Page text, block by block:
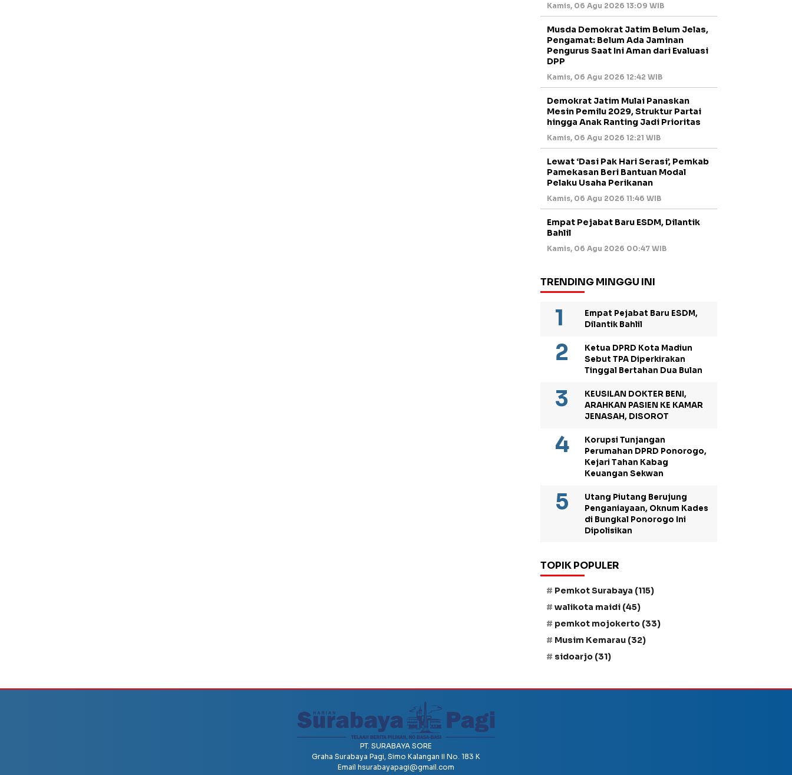
Kamis, 06 Agu 2026 13:09 WIB
Musda Demokrat Jatim Belum Jelas,
Pengamat: Belum Ada Jaminan
Pengurus Saat Ini Aman dari Evaluasi
DPP
Kamis, 06 Agu 2026 12:42 WIB
Demokrat Jatim Mulai Panaskan
Mesin Pemilu 2029, Struktur Partai
hingga Anak Ranting Jadi Prioritas
Kamis, 06 Agu 2026 12:21 WIB
Lewat ‘Dasi Pak Hari Serasi’, Pemkab
Pamekasan Beri Bantuan Modal
Pelaku Usaha Perikanan
Kamis, 06 Agu 2026 11:46 WIB
Empat Pejabat Baru ESDM, Dilantik
Bahlil
Kamis, 06 Agu 2026 00:47 WIB
TRENDING MINGGU INI
Empat Pejabat Baru ESDM,
Dilantik Bahlil
Ketua DPRD Kota Madiun
Sebut TPA Diperkirakan
Tinggal Bertahan Dua Bulan
KEUSILAN DOKTER BENI,
ARAHKAN PASIEN KE KAMAR
JENASAH, DISOROT
Korupsi Tunjangan
Perumahan DPRD Ponorogo,
Kejari Tahan Kabag
Keuangan Sekwan
Utang Piutang Berujung
Penganiayaan, Oknum Kades
di Bungkal Ponorogo Ini
Dipolisikan
TOPIK POPULER
Pemkot Surabaya (115)
walikota maidi (45)
pemkot mojokerto (33)
Musim Kemarau (32)
sidoarjo (31)
PT. SURABAYA SORE
Graha Surabaya Pagi, Simo Kalangan II No. 183 K
Email hsurabayapagi@gmail.com